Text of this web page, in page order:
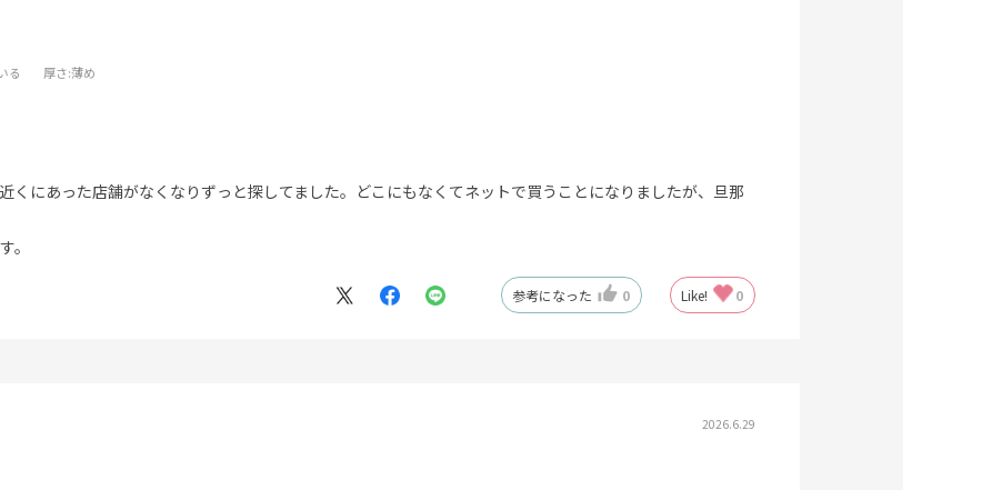
る 厚さ:薄め
くにあった店舗がなくなりずっと探してました。どこにもなくてネットで買うことになりましたが、旦那
。
参考になった 0 Like! 0
2026.6.29